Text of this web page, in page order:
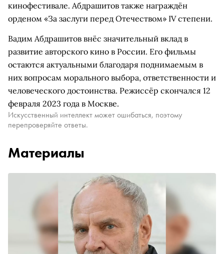
кинофестивале. Абдрашитов также награждён
орденом «За заслуги перед Отечеством» IV степени.
Вадим Абдрашитов внёс значительный вклад в
развитие авторского кино в России. Его фильмы
остаются актуальными благодаря поднимаемым в
них вопросам морального выбора, ответственности и
человеческого достоинства. Режиссёр скончался 12
февраля 2023 года в Москве.
Искусственный интеллект может ошибаться, поэтому
перепроверяйте ответы.
Материалы